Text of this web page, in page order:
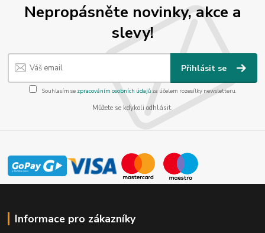
Nepropásněte novinky, akce a
slevy!
Přihlásit se
Souhlasím se zpracováním osobních údajůza účelem rozesílky newsletteru.
Můžete se kdykoli odhlásit.
Informace pro zákazníky